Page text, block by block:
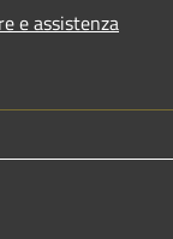
e assistenza